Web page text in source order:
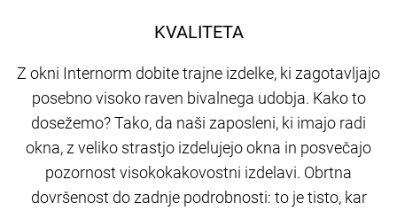
KVALITETA
Z okni Internorm dobite trajne izdelke, ki zagotavljajo
posebno visoko raven bivalnega udobja. Kako to
dosežemo? Tako, da naši zaposleni, ki imajo radi
okna, z veliko strastjo izdelujejo okna in posvečajo
pozornost visokokakovostni izdelavi. Obrtna
dovršenost do zadnje podrobnosti: to je tisto, kar